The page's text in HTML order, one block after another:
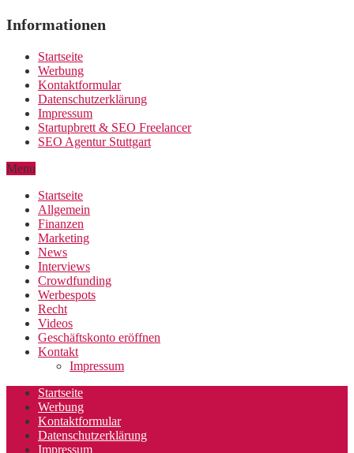
Informationen
Startseite
Werbung
Kontaktformular
Datenschutzerklärung
Impressum
Startupbrett & SEO Freelancer
SEO Agentur Stuttgart
Menu
Startseite
Allgemein
Finanzen
Marketing
News
Interviews
Crowdfunding
Werbespots
Recht
Videos
Geschäftskonto eröffnen
Kontakt
Impressum
Startseite
Werbung
Kontaktformular
Datenschutzerklärung
Impressum